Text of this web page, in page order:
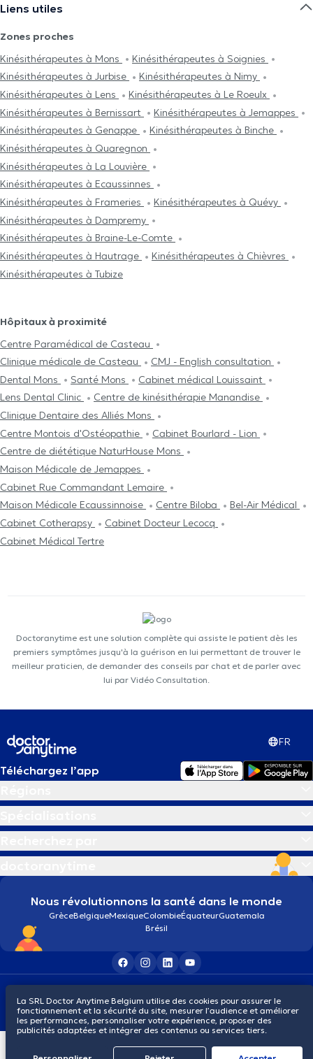
Liens utiles
Zones proches
Kinésithérapeutes à Mons
Kinésithérapeutes à Soignies
Kinésithérapeutes à Jurbise
Kinésithérapeutes à Nimy
Kinésithérapeutes à Lens
Kinésithérapeutes à Le Roeulx
Kinésithérapeutes à Bernissart
Kinésithérapeutes à Jemappes
Kinésithérapeutes à Genappe
Kinésithérapeutes à Binche
Kinésithérapeutes à Quaregnon
Kinésithérapeutes à La Louvière
Kinésithérapeutes à Ecaussinnes
Kinésithérapeutes à Frameries
Kinésithérapeutes à Quévy
Kinésithérapeutes à Dampremy
Kinésithérapeutes à Braine-Le-Comte
Kinésithérapeutes à Hautrage
Kinésithérapeutes à Chièvres
Kinésithérapeutes à Tubize
Hôpitaux à proximité
Centre Paramédical de Casteau
Clinique médicale de Casteau
CMJ - English consultation
Dental Mons
Santé Mons
Cabinet médical Louissaint
Lens Dental Clinic
Centre de kinésithérapie Manandise
Clinique Dentaire des Alliés Mons
Centre Μontois d'Ostéopathie
Cabinet Bourlard - Lion
Centre de diététique NaturHouse Mons
Maison Médicale de Jemappes
Cabinet Rue Commandant Lemaire
Maison Médicale Ecaussinnoise
Centre Biloba
Bel-Air Médical
Cabinet Cotherapsy
Cabinet Docteur Lecocq
Cabinet Médical Tertre
Doctoranytime est une solution complète qui assiste le patient dès les
premiers symptômes jusqu'à la guérison en lui permettant de trouver le
meilleur praticien, de demander des conseils par chat et de parler avec
lui par Vidéo Consultation.
FR
Téléchargez l’app
Nous révolutionnons la santé dans le monde
GrèceBelgiqueMexiqueColombieÉquateurGuatemala
Brésil
© 2026 doctoranytime
La SRL Doctor Anytime Belgium utilise des cookies pour assurer le
fonctionnement et la sécurité du site, mesurer l’audience et améliorer
les performances, personnaliser votre expérience, proposer des
publicités adaptées et intégrer des contenus ou services tiers.